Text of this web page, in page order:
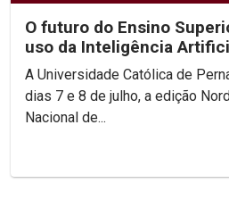
O futuro do Ensino
uso da Inteligência
acadêmico...
A Universidade Católica de
dias 7 e 8 de julho, a edição
Nacional de...